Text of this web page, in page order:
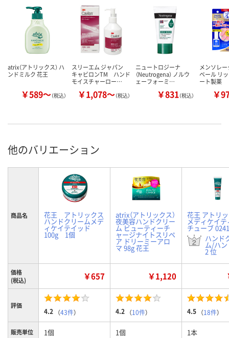
atrix（アトリックス） ハ
ンドミルク 花王
￥589～（税込）
スリーエム ジャパン
キャビロンTM ハンド
モイスチャーロー…
￥1,078～（税込）
ニュートロジーナ
（Neutrogena） ノルウ
ェーフォーミ…
￥831（税込）
メンソレ
ベール リ
ート製薬
￥
他のバリエーション
商品名 花王 アトリックス
ハンドクリームメデ
ィケイテイッド
100g 1個
atrix（アトリックス）
夜美容ハンドクリー
ム ビューティーチ
ャージナイトスリペ
ア ドリーミーアロ
マ 98g 花王
花王 アトリ
メディケイ
チューブ
ハンド
ム/ハ
2 位
価格
(税込)
￥657 ￥1,120
評価
4.2 （43件） 4.2 （10件） 4.5 （18件）
販売単位 1個 1個 1本